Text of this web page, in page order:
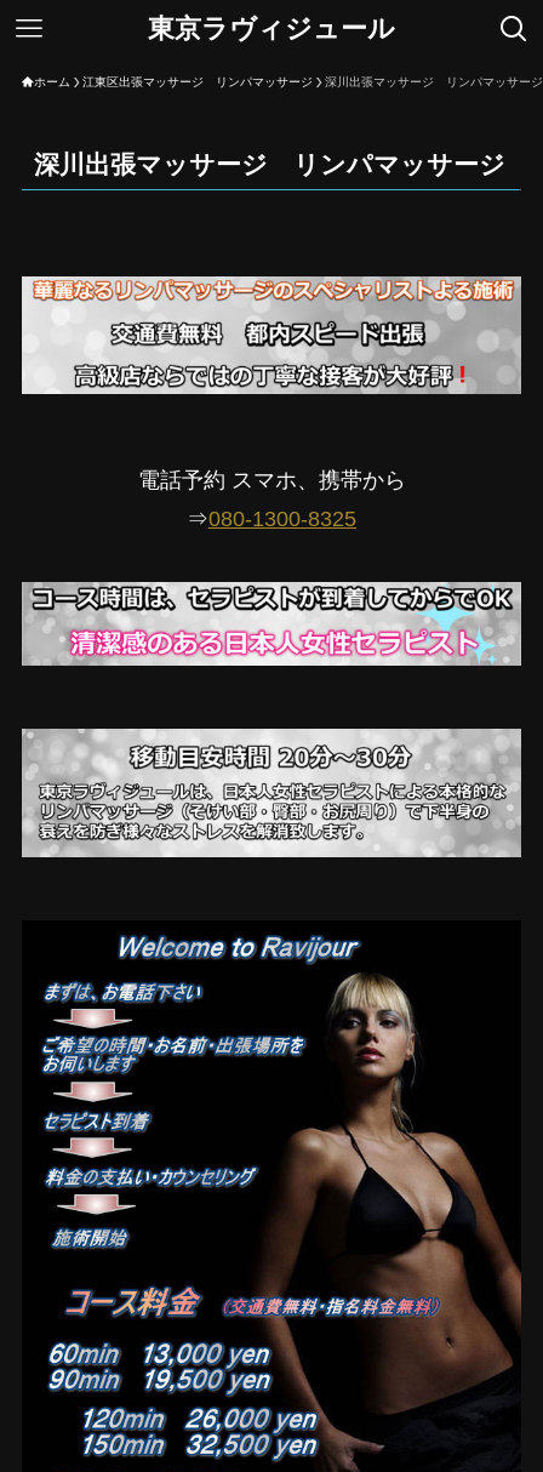
東京ラヴィジュール
ホーム 江東区出張マッサージ リンパマッサージ 深川出張マッサージ リンパマッサージ
深川出張マッサージ リンパマッサージ
電話予約 スマホ、携帯から
⇒080-1300-8325